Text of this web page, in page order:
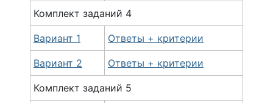
Комплект заданий 4
Вариант 1 Ответы + критерии
Вариант 2 Ответы + критерии
Комплект заданий 5